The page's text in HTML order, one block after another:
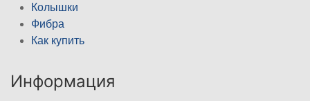
Колышки
Фибра
Как купить
Информация